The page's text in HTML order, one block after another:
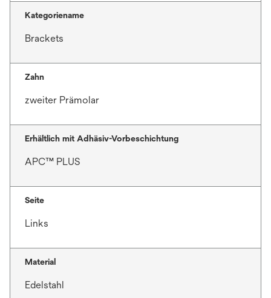
Kategoriename
Brackets
Zahn
zweiter Prämolar
Erhältlich mit Adhäsiv-Vorbeschichtung
APC™ PLUS
Seite
Links
Material
Edelstahl